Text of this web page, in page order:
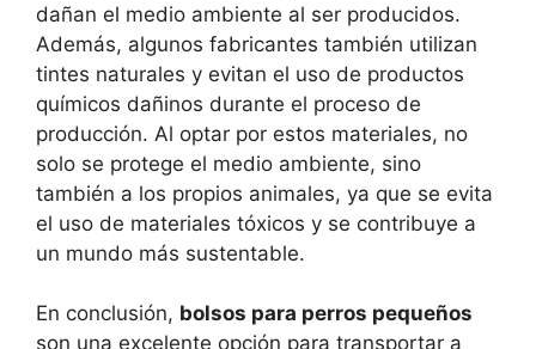
dañan el medio ambiente al ser producidos.
Además, algunos fabricantes también utilizan
tintes naturales y evitan el uso de productos
químicos dañinos durante el proceso de
producción. Al optar por estos materiales, no
solo se protege el medio ambiente, sino
también a los propios animales, ya que se evita
el uso de materiales tóxicos y se contribuye a
un mundo más sustentable.
En conclusión, bolsos para perros pequeños
son una excelente opción para transportar a